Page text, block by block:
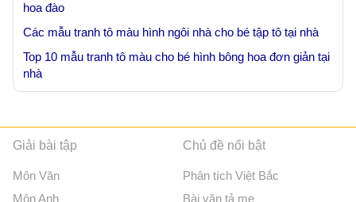
hoa đào
Các mẫu tranh tô màu hình ngôi nhà cho bé tập tô tại nhà
Top 10 mẫu tranh tô màu cho bé hình bông hoa đơn giản tại
nhà
Giải bài tập
Môn Văn
Môn Anh
Chủ đề nổi bật
Phân tích Việt Bắc
Bài văn tả mẹ